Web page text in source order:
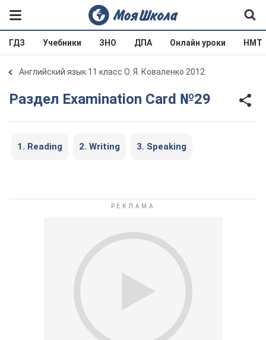
ГДЗ Учебники ЗНО ДПА Онлайн уроки НМТ
Английский язык 11 класс О. Я. Коваленко 2012
Раздел Examination Card №29
1. Reading 2. Writing 3. Speaking